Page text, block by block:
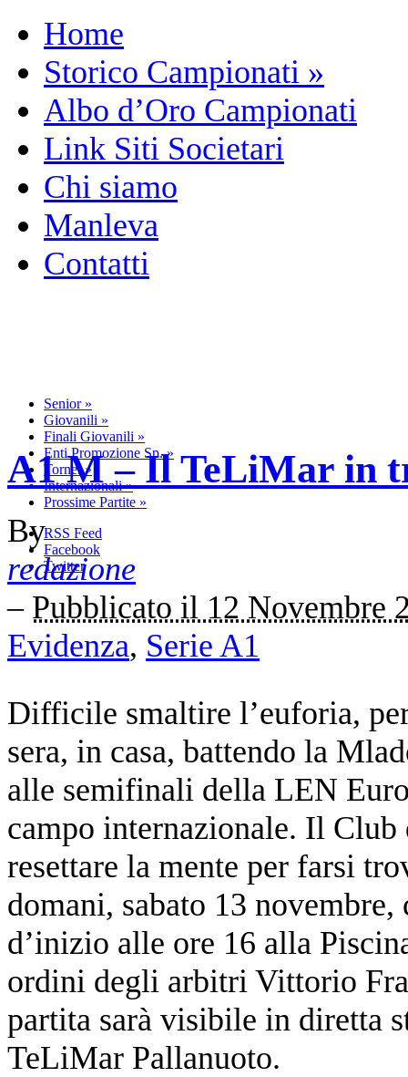
Home
Storico Campionati »
Albo d’Oro Campionati
Link Siti Societari
Chi siamo
Manleva
Contatti
Senior»
Giovanili »
Finali Giovanili »
Enti Promozione Sp.»
Tornei»
Internazionali»
Prossime Partite »
RSS Feed
Facebook
Twitter
A1 M – Il TeLiMar in
By
redazione
– Pubblicato il 12 Novembre
Evidenza, Serie A1
Difficile smaltire l’euforia,
sera, in casa, battendo la
alle semifinali della LEN
campo internazionale. Il Club
resettare la mente per farsi
domani, sabato 13
d’inizio alle ore 16 alla
ordini degli arbitri Vittorio
partita sarà visibile in diretta
TeLiMar Pallanuoto.